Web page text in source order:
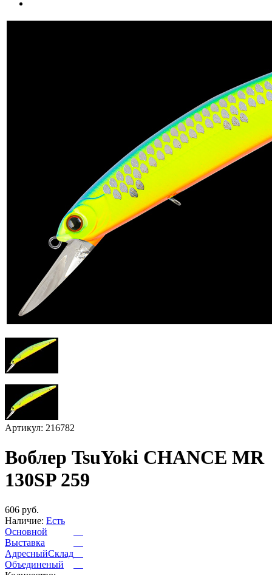
Артикул: 216782
Воблер TsuYoki CHANCE MR
130SP 259
606 руб.
Наличие: Есть
Основной
Выставка
АдресныйСклад
Объединеный